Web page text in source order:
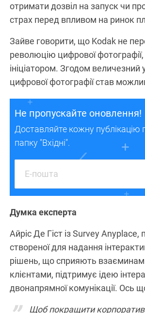
отримати дозвіл на запуск чи
страх перед впливом на ринок
Зайве говорити, що Kodak не
революцію цифрової фотографії,
ініціатором. Згодом величезний
цифрової фотографії став
Не пропускайте оновлення!
Доставляйте кожну
папку "Вхідні".
Думка експерта
Айріс Де Гіст із Survey
створеної для надання
рішень, що сприяють взаєминам
клієнтами, підтримує ідею
двонапрямної комунікації. Ось
Щоб покращити